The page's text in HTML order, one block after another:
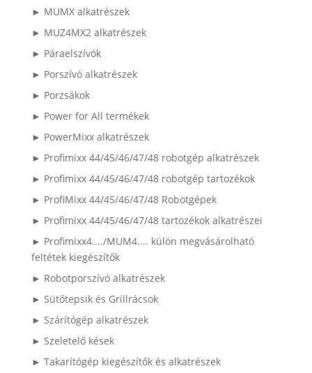
► MUMX alkatrészek
► MUZ4MX2 alkatrészek
► Páraelszívók
► Porszívó alkatrészek
► Porzsákok
► Power for All termékek
► PowerMixx alkatrészek
► Profimixx 44/45/46/47/48 robotgép alkatrészek
► Profimixx 44/45/46/47/48 robotgép tartozékok
► ProfiMixx 44/45/46/47/48 Robotgépek
► Profimixx 44/45/46/47/48 tartozékok alkatrészei
► Profimixx4..../MUM4.... külön megvásárolható
feltétek kiegészítők
► Robotporszívó alkatrészek
► Sütőtepsik és Grillrácsok
► Szárítógép alkatrészek
► Szeletelő kések
► Takarítógép kiegészítők és alkatrészek